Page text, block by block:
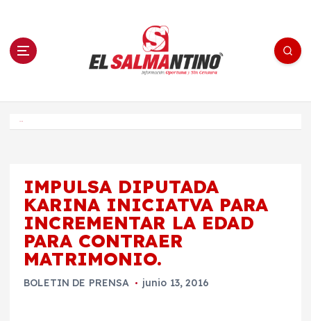
n El Salmantino - medios/noticias/editorial
IMPULSA DIPUTADA
KARINA INICIATVA PARA
INCREMENTAR LA EDAD
PARA CONTRAER
MATRIMONIO.
BOLETIN DE PRENSA junio 13, 2016